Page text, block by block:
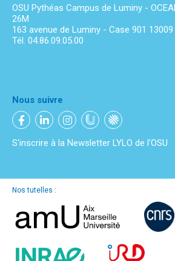
OSU Pythéas Campus de Luminy -
26M
163 avenue de Luminy - Case 901 13009
Tél. 04.86.09.05.00
Nous suivre
S'inscrire à la Newsletter LYLO de l'OSU
Nos tutelles :